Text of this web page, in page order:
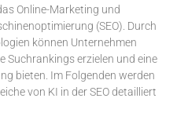
Online-Marketing und
(SEO). Durch
können Unternehmen
Suchrankings erzielen und eine
bieten. Im Folgenden werden
von KI in der SEO detailliert